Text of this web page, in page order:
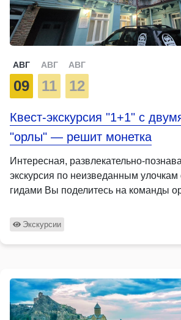
АВГ
09
АВГ
11
АВГ
12
Квест-экскурсия "1+1" с
"орлы" — решит монетка
Интересная, развлекательно-
экскурсия по неизведанным
гидами Вы поделитесь на команды
Экскурсии